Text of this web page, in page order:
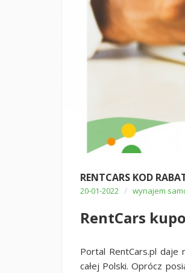
RENTCARS KOD
20-01-2022 / wynajem
RentCars
Portal RentCars.pl daje
całej Polski. Oprócz